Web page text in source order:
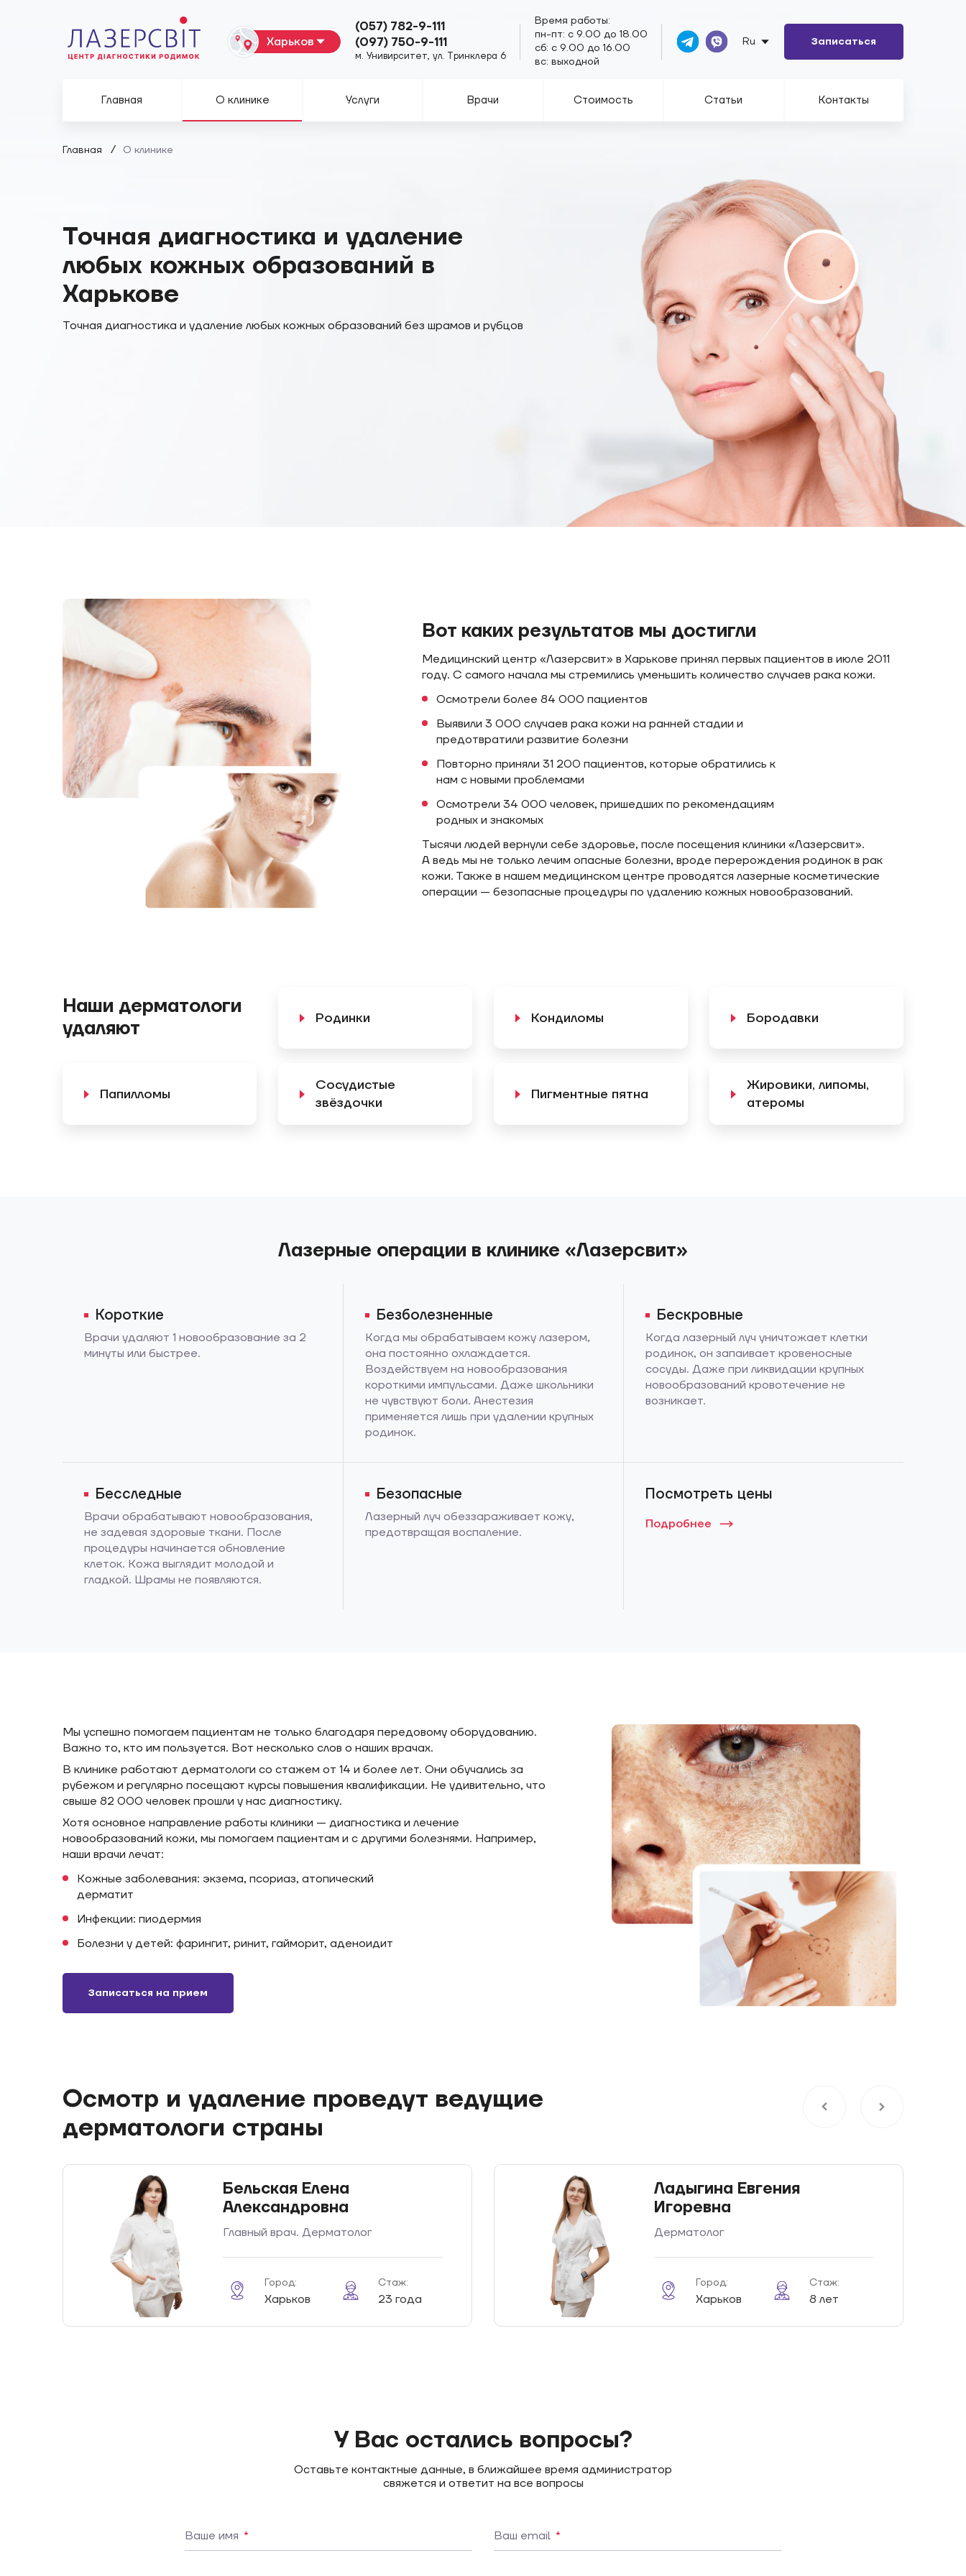
(057) 782-9-111
(097) 750-9-111
м. Унивирситет, ул. Тринклера 6
Время работы:
пн-пт: с 9.00 до 18.00
сб: с 9.00 до 16.00
вс: выходной
Ru Записаться
Главная О клинике Услуги Врачи Стоимость Статьи Контакты
Главная / О клинике
Точная диагностика и удаление
любых кожных образований в
Харькове
Точная диагностика и удаление любых кожных образований без шрамов и рубцов
Вот каких результатов мы достигли
Медицинский центр «Лазерсвит» в Харькове принял первых пациентов в июле 2011
году. С самого начала мы стремились уменьшить количество случаев рака кожи.
Осмотрели более 84 000 пациентов
Выявили 3 000 случаев рака кожи на ранней стадии и
предотвратили развитие болезни
Повторно приняли 31 200 пациентов, которые обратились к
нам с новыми проблемами
Осмотрели 34 000 человек, пришедших по рекомендациям
родных и знакомых
Тысячи людей вернули себе здоровье, после посещения клиники «Лазерсвит».
А ведь мы не только лечим опасные болезни, вроде перерождения родинок в рак
кожи. Также в нашем медицинском центре проводятся лазерные косметические
операции — безопасные процедуры по удалению кожных новообразований.
Наши дерматологи
удаляют
Родинки Кондиломы Бородавки
Папилломы
Сосудистые
звёздочки
Пигментные пятна
Жировики, липомы,
атеромы
Лазерные операции в клинике «Лазерсвит»
Короткие
Врачи удаляют 1 новообразование за 2
минуты или быстрее.
Безболезненные
Когда мы обрабатываем кожу лазером,
она постоянно охлаждается.
Воздействуем на новообразования
короткими импульсами. Даже школьники
не чувствуют боли. Анестезия
применяется лишь при удалении крупных
родинок.
Бескровные
Когда лазерный луч уничтожает клетки
родинок, он запаивает кровеносные
сосуды. Даже при ликвидации крупных
новообразований кровотечение не
возникает.
Бесследные
Врачи обрабатывают новообразования,
не задевая здоровые ткани. После
процедуры начинается обновление
клеток. Кожа выглядит молодой и
гладкой. Шрамы не появляются.
Безопасные
Лазерный луч обеззараживает кожу,
предотвращая воспаление.
Посмотреть цены
Подробнее
Мы успешно помогаем пациентам не только благодаря передовому оборудованию.
Важно то, кто им пользуется. Вот несколько слов о наших врачах.
В клинике работают дерматологи со стажем от 14 и более лет. Они обучались за
рубежом и регулярно посещают курсы повышения квалификации. Не удивительно, что
свыше 82 000 человек прошли у нас диагностику.
Хотя основное направление работы клиники — диагностика и лечение
новообразований кожи, мы помогаем пациентам и с другими болезнями. Например,
наши врачи лечат:
Кожные заболевания: экзема, псориаз, атопический
дерматит
Инфекции: пиодермия
Болезни у детей: фарингит, ринит, гайморит, аденоидит
Записаться на прием
Осмотр и удаление проведут ведущие
дерматологи страны
Главный врач. Дерматолог
Бельская Елена
Александровна
Город:
Харьков
Стаж:
23 года
Дерматолог
Ладыгина Евгения
Игоревна
Город:
Харьков
Стаж:
8 лет
У Вас остались вопросы?
Оставьте контактные данные, в ближайшее время администратор
свяжется и ответит на все вопросы
Ваше имя * Ваш email *